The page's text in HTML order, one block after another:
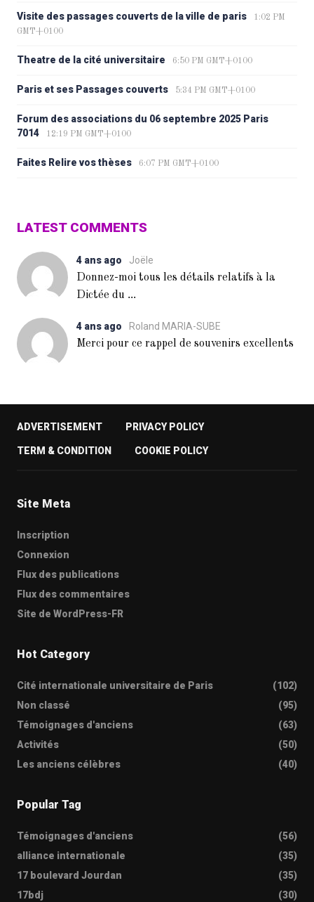
Visite des passages couverts de la ville de paris
1:02 PM
GMT+0100
Theatre de la cité universitaire 6:50 PM GMT+0100
Paris et ses Passages couverts 5:34 PM GMT+0100
Forum des associations du 06 septembre 2025 Paris
7014
12:19 PM GMT+0100
Faites Relire vos thèses 6:07 PM GMT+0100
LATEST COMMENTS
4 ans ago
Joële
Donnez-moi tous les détails relatifs à la
Dictée du ...
4 ans ago
Roland MARIA-SUBE
Merci pour ce rappel de souvenirs excellents
ADVERTISEMENT PRIVACY POLICY
TERM & CONDITION COOKIE POLICY
Site Meta
Inscription
Connexion
Flux des publications
Flux des commentaires
Site de WordPress-FR
Hot Category
Cité internationale universitaire de Paris
(102)
Non classé
(95)
Témoignages d'anciens
(63)
Activités
(50)
Les anciens célèbres
(40)
Popular Tag
Témoignages d'anciens
(56)
alliance internationale
(35)
17 boulevard Jourdan
(35)
17bdj
(30)